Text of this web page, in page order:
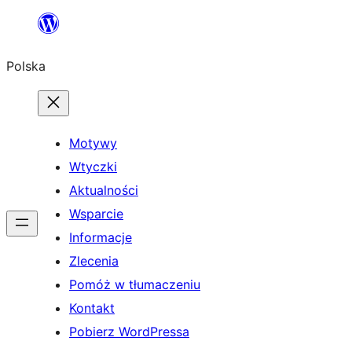
Przejdź
treści
Polska
Motywy
Wtyczki
Aktualności
Wsparcie
Informacje
Zlecenia
Pomóż w tłumaczeniu
Kontakt
Pobierz WordPressa